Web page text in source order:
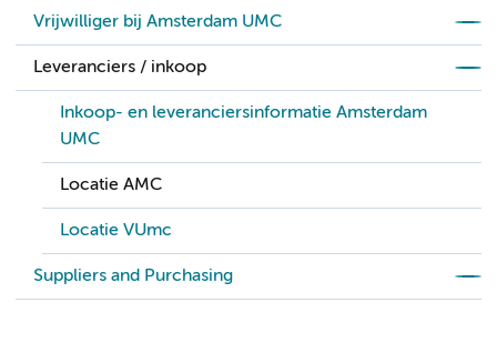
Vrijwilliger bij Amsterdam UMC
Leveranciers / inkoop
Inkoop- en leveranciersinformatie Amsterdam
UMC
Locatie AMC
Locatie VUmc
Suppliers and Purchasing